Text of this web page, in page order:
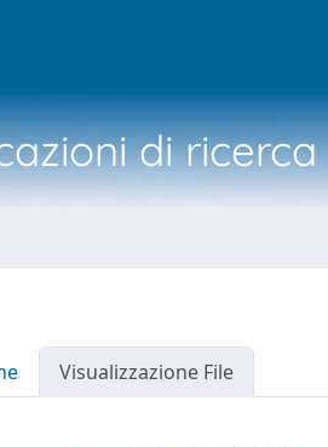
di
Visualizzazione File